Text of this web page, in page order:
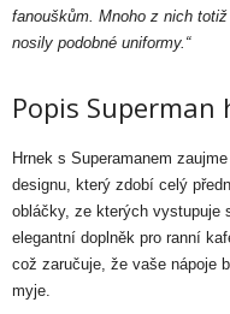
fanouškům. Mnoho z nich
nosily podobné uniformy.“
Popis Superman
Hrnek s Superamanem
designu, který zdobí celý
obláčky, ze kterých vystupuje
elegantní doplněk pro ranní
což zaručuje, že vaše nápoje
myje.